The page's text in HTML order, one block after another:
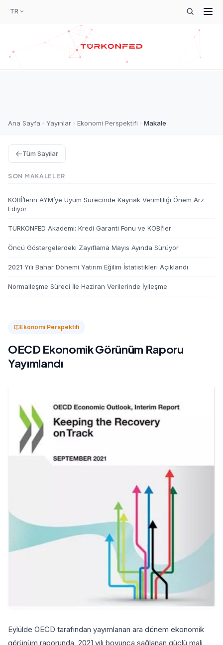
TR
Ana Sayfa Yayınlar Ekonomi Perspektifi Makale
Ekonomi Perspektifi
OECD Ekonomik Görünüm Raporu
Yayımlandı
Eylülde OECD tarafından yayımlanan ara dönem ekonomik
görünüm raporunda, 2021 yılı boyunca sağlanan güçlü mali
Tüm Sayılar
SON MAKALELER
KOBİ’lerin AYM’ye Uyum Sürecinde Kaynak Verimliliği Önem Arz
Ediyor
TÜRKONFED Akademi: Kredi Garanti Fonu ve KOBİ’ler
Öncü Göstergelerdeki Zayıflama Mayıs Ayında Sürüyor
2021 Yılı Bahar Dönemi Yatırım Eğilim İstatistikleri Açıklandı
Normalleşme Süreci İle Haziran Verilerinde İyileşme